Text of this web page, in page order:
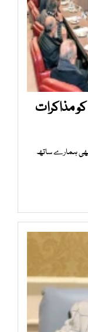
مذاکرات
ہمارے ساتھ